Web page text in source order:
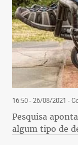
16:50 - 26/08/2021 -
Pesquisa
algum tipo de